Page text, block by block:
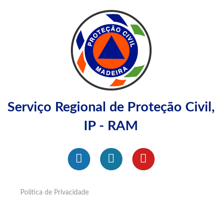
Serviço Regional de Proteção Civil,
IP - RAM
Política de Privacidade